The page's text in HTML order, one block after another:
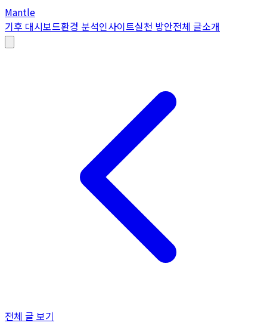
Mantle
기후 대시보드환경 분석인사이트실천 방안전체 글소개
전체 글 보기